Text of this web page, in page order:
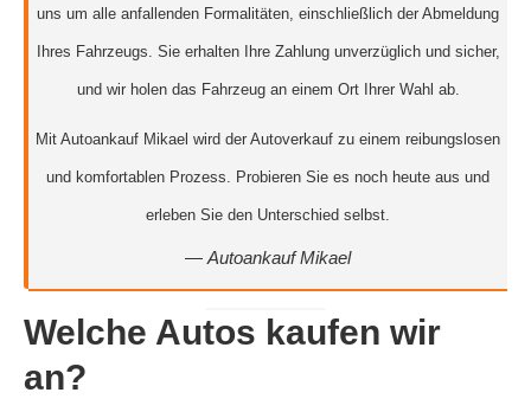
uns um alle anfallenden Formalitäten, einschließlich der Abmeldung
Ihres Fahrzeugs. Sie erhalten Ihre Zahlung unverzüglich und sicher,
und wir holen das Fahrzeug an einem Ort Ihrer Wahl ab.
Mit Autoankauf Mikael wird der Autoverkauf zu einem reibungslosen
und komfortablen Prozess. Probieren Sie es noch heute aus und
erleben Sie den Unterschied selbst.
— Autoankauf Mikael
Welche Autos kaufen wir
an?